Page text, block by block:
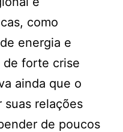
como
energia e
de forte crise
ainda que o
suas relações
de poucos